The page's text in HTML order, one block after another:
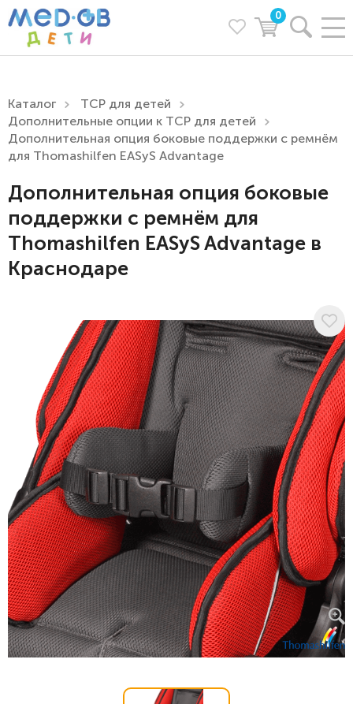
0
Каталог
ТСР для детей
Дополнительные опции к ТСР для детей
Дополнительная опция боковые поддержки с ремнём
для Thomashilfen EASyS Advantage
Дополнительная опция боковые
поддержки с ремнём для
Thomashilfen EASyS Advantage в
Краснодаре